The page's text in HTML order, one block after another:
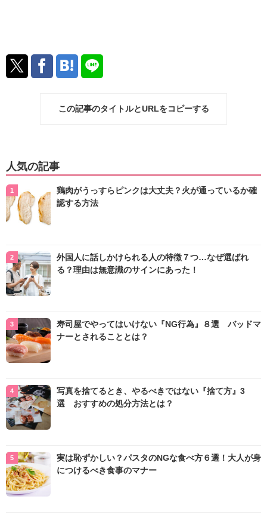
この記事のタイトルとURLをコピーする
人気の記事
鶏肉がうっすらピンクは大丈夫？火が通っているか確
認する方法
外国人に話しかけられる人の特徴７つ…なぜ選ばれ
る？理由は無意識のサインにあった！
寿司屋でやってはいけない『NG行為』８選 バッドマ
ナーとされることとは？
写真を捨てるとき、やるべきではない『捨て方』3
選 おすすめの処分方法とは？
実は恥ずかしい？パスタのNGな食べ方６選！大人が身
につけるべき食事のマナー